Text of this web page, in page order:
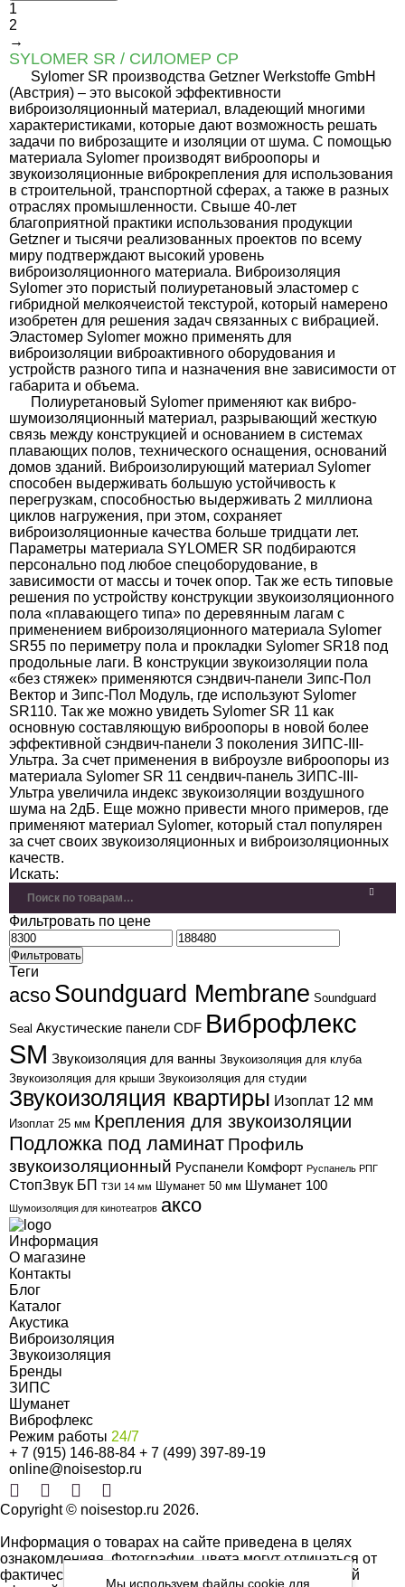
1
2
→
SYLOMER SR / СИЛОМЕР СР
Sylomer SR производства Getzner Werkstoffe GmbH
(Австрия) – это высокой эффективности
виброизоляционный материал, владеющий многими
характеристиками, которые дают возможность решать
задачи по виброзащите и изоляции от шума. С помощью
материала Sylomer производят виброопоры и
звукоизоляционные виброкрепления для использования
в строительной, транспортной сферах, а также в разных
отраслях промышленности. Свыше 40-лет
благоприятной практики использования продукции
Getzner и тысячи реализованных проектов по всему
миру подтверждают высокий уровень
виброизоляционного материала. Виброизоляция
Sylomer это пористый полиуретановый эластомер с
гибридной мелкоячеистой текстурой, который намерено
изобретен для решения задач связанных с вибрацией.
Эластомер Sylomer можно применять для
виброизоляции виброактивного оборудования и
устройств разного типа и назначения вне зависимости от
габарита и объема.
Полиуретановый Sylomer применяют как вибро-
шумоизоляционный материал, разрывающий жесткую
связь между конструкцией и основанием в системах
плавающих полов, технического оснащения, оснований
домов зданий. Виброизолирующий материал Sylomer
способен выдерживать большую устойчивость к
перегрузкам, способностью выдерживать 2 миллиона
циклов нагружения, при этом, сохраняет
виброизоляционные качества больше тридцати лет.
Параметры материала SYLOMER SR подбираются
персонально под любое спецоборудование, в
зависимости от массы и точек опор. Так же есть типовые
решения по устройству конструкции звукоизоляционного
пола «плавающего типа» по деревянным лагам с
применением виброизоляционного материала Sylomer
SR55 по периметру пола и прокладки Sylomer SR18 под
продольные лаги. В конструкции звукоизоляции пола
«без стяжек» применяются сэндвич-панели Зипс-Пол
Вектор и Зипс-Пол Модуль, где используют Sylomer
SR110. Так же можно увидеть Sylomer SR 11 как
основную составляющую виброопоры в новой более
эффективной сэндвич-панели 3 поколения ЗИПС-III-
Ультра. За счет применения в виброузле виброопоры из
материала Sylomer SR 11 сендвич-панель ЗИПС-III-
Ультра увеличила индекс звукоизоляции воздушного
шума на 2дБ. Еще можно привести много примеров, где
применяют материал Sylomer, который стал популярен
за счет своих звукоизоляционных и виброизоляционных
качеств.
Искать:
Фильтровать по цене
Фильтровать
Теги
acso Soundguard Membrane Soundguard
Seal Акустические панели CDF Виброфлекс
SM Звукоизоляция для ванны Звукоизоляция для клуба
Звукоизоляция для крыши Звукоизоляция для студии
Звукоизоляция квартиры Изоплат 12 мм
Изоплат 25 мм Крепления для звукоизоляции
Подложка под ламинат Профиль
звукоизоляционный Руспанели Комфорт Руспанель РПГ
СтопЗвук БП ТЗИ 14 мм Шуманет 50 мм Шуманет 100
Шумоизоляция для кинотеатров аксо
Информация
О магазине
Контакты
Блог
Каталог
Акустика
Виброизоляция
Звукоизоляция
Бренды
ЗИПС
Шуманет
Виброфлекс
Режим работы 24/7
+ 7 (915) 146-88-84 + 7 (499) 397-89-19
online@noisestop.ru
Copyright © noisestop.ru 2026.
Информация о товарах на сайте приведена в целях
ознакомленияя. Фотографии, цвета могут отличаться от
фактических характеристик и не являются публичной
Мы используем файлы cookie для